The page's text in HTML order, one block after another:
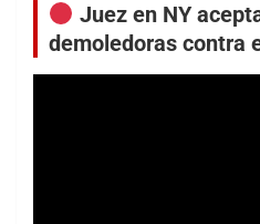
Juez en NY
demoledoras contra